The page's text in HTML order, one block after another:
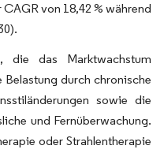
von 18,42 % während
die das Marktwachstum
Belastung durch chronische
sowie die
und Fernüberwachung.
oder Strahlentherapie